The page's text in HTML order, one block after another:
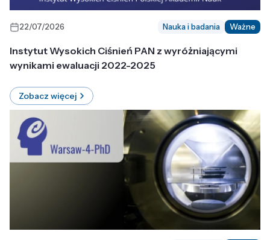
22/07/2026 Nauka i badania Ważne
Instytut Wysokich Ciśnień PAN z wyróżniającymi
wynikami ewaluacji 2022-2025
Zobacz więcej